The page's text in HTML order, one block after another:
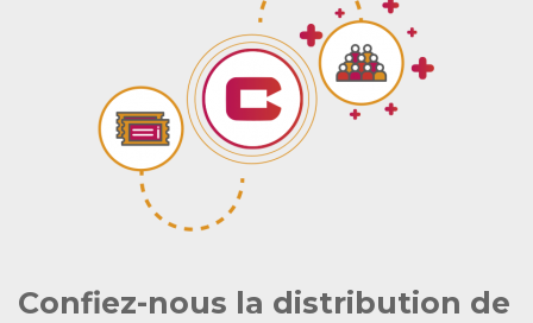
Confiez-nous la distribution de